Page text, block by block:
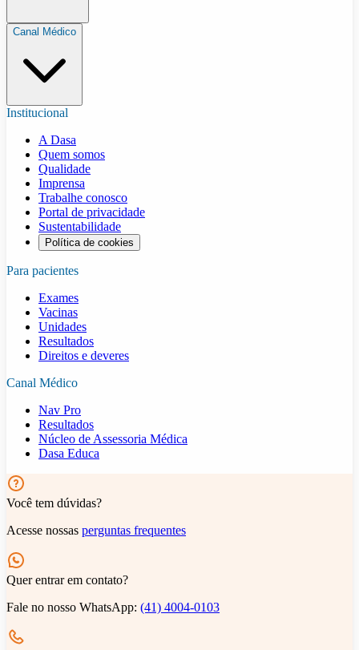
Canal Médico
Institucional
A Dasa
Quem somos
Qualidade
Imprensa
Trabalhe conosco
Portal de privacidade
Sustentabilidade
Política de cookies
Para pacientes
Exames
Vacinas
Unidades
Resultados
Direitos e deveres
Canal Médico
Nav Pro
Resultados
Núcleo de Assessoria Médica
Dasa Educa
Você tem dúvidas?
Acesse nossas perguntas frequentes
Quer entrar em contato?
Fale no nosso WhatsApp: (41) 4004-0103